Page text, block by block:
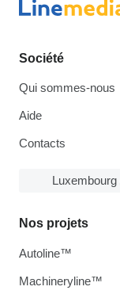
Société
Qui sommes-nous
Aide
Contacts
Luxembourg
Nos projets
Autoline™
Machineryline™